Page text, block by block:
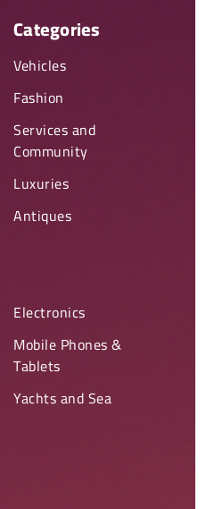
Categories
Vehicles
Fashion
Services and
Community
Luxuries
Antiques
Electronics
Mobile Phones &
Tablets
Yachts and Sea